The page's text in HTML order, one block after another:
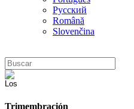
Русский
Română
Slovenčina
Trimembración